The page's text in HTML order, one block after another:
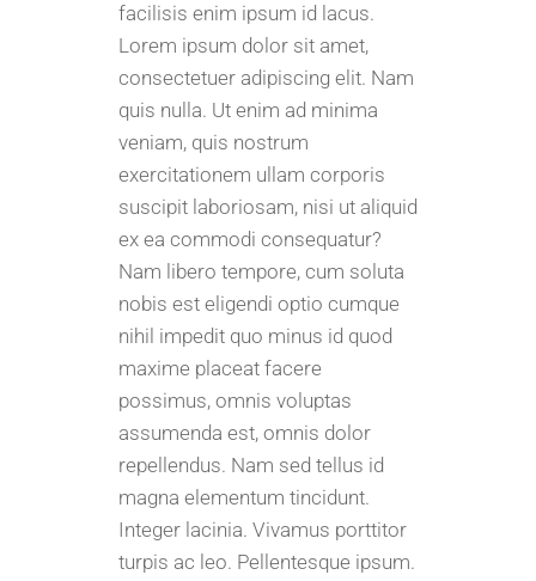
facilisis enim ipsum id lacus.
Lorem ipsum dolor sit amet,
consectetuer adipiscing elit. Nam
quis nulla. Ut enim ad minima
veniam, quis nostrum
exercitationem ullam corporis
suscipit laboriosam, nisi ut aliquid
ex ea commodi consequatur?
Nam libero tempore, cum soluta
nobis est eligendi optio cumque
nihil impedit quo minus id quod
maxime placeat facere
possimus, omnis voluptas
assumenda est, omnis dolor
repellendus. Nam sed tellus id
magna elementum tincidunt.
Integer lacinia. Vivamus porttitor
turpis ac leo. Pellentesque ipsum.